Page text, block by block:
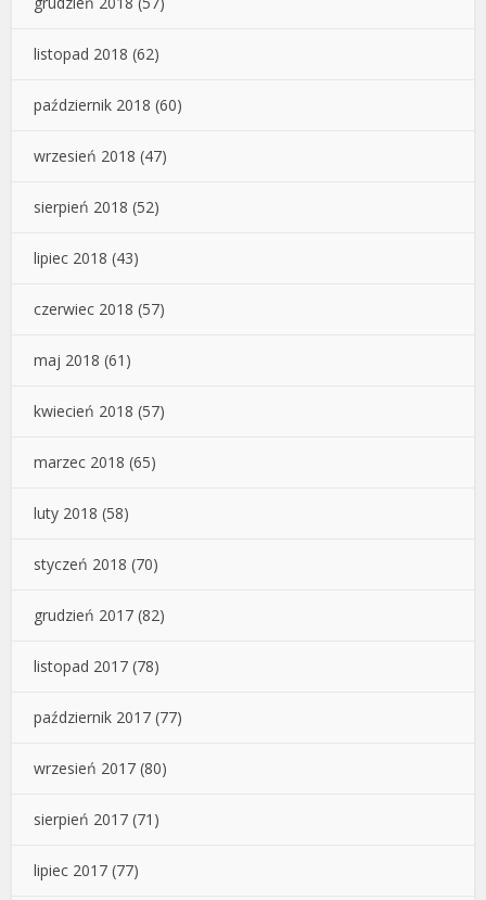
listopad 2018 (62)
październik 2018 (60)
wrzesień 2018 (47)
sierpień 2018 (52)
lipiec 2018 (43)
czerwiec 2018 (57)
maj 2018 (61)
kwiecień 2018 (57)
marzec 2018 (65)
luty 2018 (58)
styczeń 2018 (70)
grudzień 2017 (82)
listopad 2017 (78)
październik 2017 (77)
wrzesień 2017 (80)
sierpień 2017 (71)
lipiec 2017 (77)